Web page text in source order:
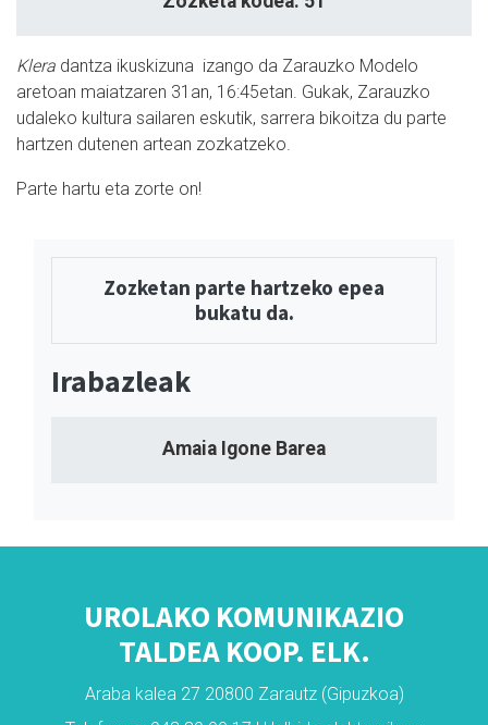
Klera dantza ikuskizuna izango da Zarauzko Modelo
aretoan maiatzaren 31an, 16:45etan. Gukak, Zarauzko
udaleko kultura sailaren eskutik, sarrera bikoitza du parte
hartzen dutenen artean zozkatzeko.
Parte hartu eta zorte on!
Zozketan parte hartzeko epea
bukatu da.
Irabazleak
Amaia Igone Barea
UROLAKO KOMUNIKAZIO
TALDEA KOOP. ELK.
Araba kalea 27 20800 Zarautz (Gipuzkoa)